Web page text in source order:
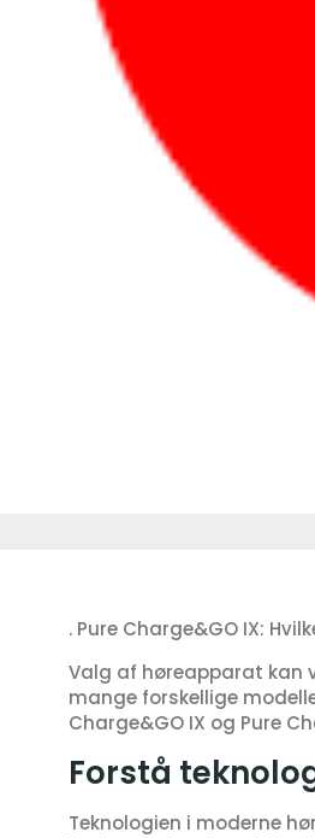
. Pure Charge&GO IX:
Valg af høreapparat kan
mange forskellige
Charge&GO IX og Pure
Forstå
Teknologien i moderne